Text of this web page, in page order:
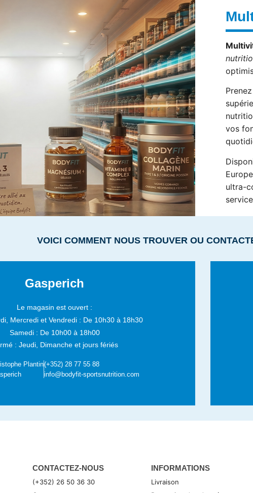
vos
ultra-
VOICI COMMENT NOUS TROUVER OU
Gasperich
Le magasin est ouvert :
Mercredi et Vendredi : De 10h30 à 18h30
Samedi : De 10h00 à 18h00
: Jeudi, Dimanche et jours fériés
Plantin(+352) 28 77 55 88
info@bodyfit-sportsnutrition.com
CONTACTEZ-NOUS
(+352) 26 50 36 30
INFORMATIONS
Livraison